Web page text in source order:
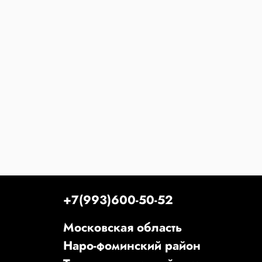
+7(993)600-50-52
Московская область
Наро-фоминский район